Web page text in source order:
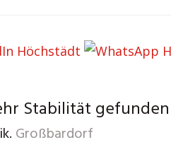
Stabilität
Großbardorf